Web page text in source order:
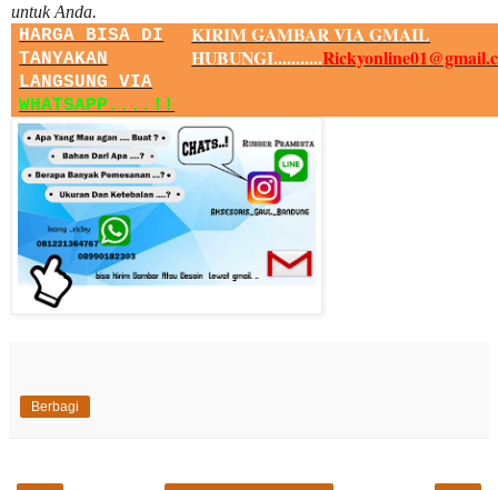
untuk Anda.
HARGA BISA DI
TANYAKAN
LANGSUNG VIA
WHATSAPP....!!
KIRIM GAMBAR VIA GMAIL
HUBUNGI...........
Berbagi